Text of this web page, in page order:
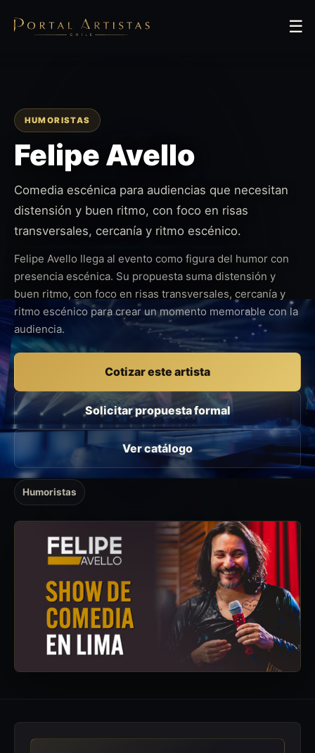
☰
HUMORISTAS
Felipe Avello
Comedia escénica para audiencias que necesitan
distensión y buen ritmo, con foco en risas
transversales, cercanía y ritmo escénico.
Felipe Avello llega al evento como figura del humor con
presencia escénica. Su propuesta suma distensión y
buen ritmo, con foco en risas transversales, cercanía y
ritmo escénico para crear un momento memorable con la
audiencia.
Cotizar este artista
Solicitar propuesta formal
Ver catálogo
Humoristas